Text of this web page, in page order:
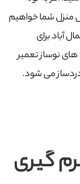
منزل شما خواهیم
آباد برای
نوساز تعمیر
می شود.
گیری